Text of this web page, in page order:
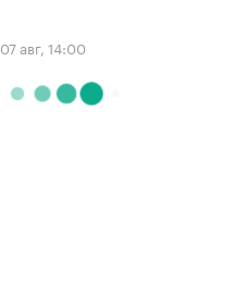
07 авг, 14:00